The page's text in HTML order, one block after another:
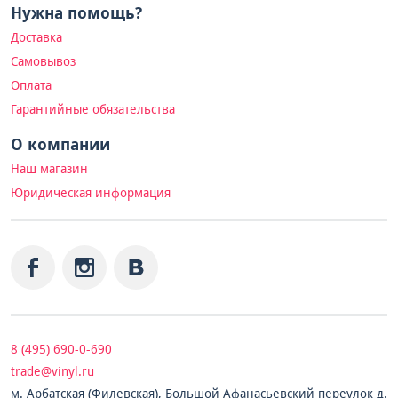
Нужна помощь?
Доставка
Самовывоз
Оплата
Гарантийные обязательства
О компании
Наш магазин
Юридическая информация
8 (495) 690-0-690
trade@vinyl.ru
м. Арбатская (Филевская), Большой Афанасьевский переулок д.